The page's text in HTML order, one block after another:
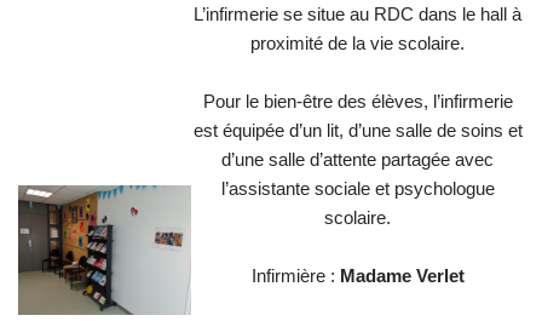
L’infirmerie se situe au RDC dans le hall à
proximité de la vie scolaire.
Pour le bien-être des élèves, l’infirmerie
est équipée d’un lit, d’une salle de soins et
d’une salle d’attente partagée avec
l’assistante sociale et psychologue
scolaire.
Infirmière : Madame Verlet